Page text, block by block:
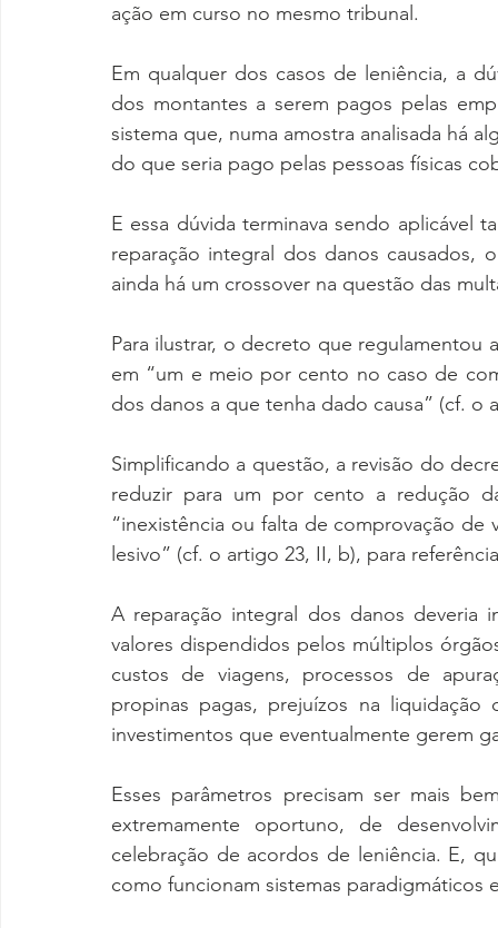
ação em curso no mesmo tribunal.
Em qualquer dos casos de leniência, a
dos montantes a serem pagos pelas
sistema que, numa amostra analisada há
do que seria pago pelas pessoas físicas
E essa dúvida terminava sendo aplicável
reparação integral dos danos causados,
ainda há um crossover na questão das
Para ilustrar, o decreto que regulamentou
em “um e meio por cento no caso de
dos danos a que tenha dado causa” (cf. o
Simplificando a questão, a revisão do
reduzir para um por cento a redução
“inexistência ou falta de comprovação
lesivo” (cf. o artigo 23, II, b), para
A reparação integral dos danos deveria
valores dispendidos pelos múltiplos
custos de viagens, processos de
propinas pagas, prejuízos na liquidação
investimentos que eventualmente gerem
Esses parâmetros precisam ser mais
extremamente oportuno, de
celebração de acordos de leniência. E,
como funcionam sistemas paradigmáticos